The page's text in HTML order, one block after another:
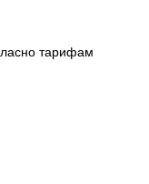
тарифам